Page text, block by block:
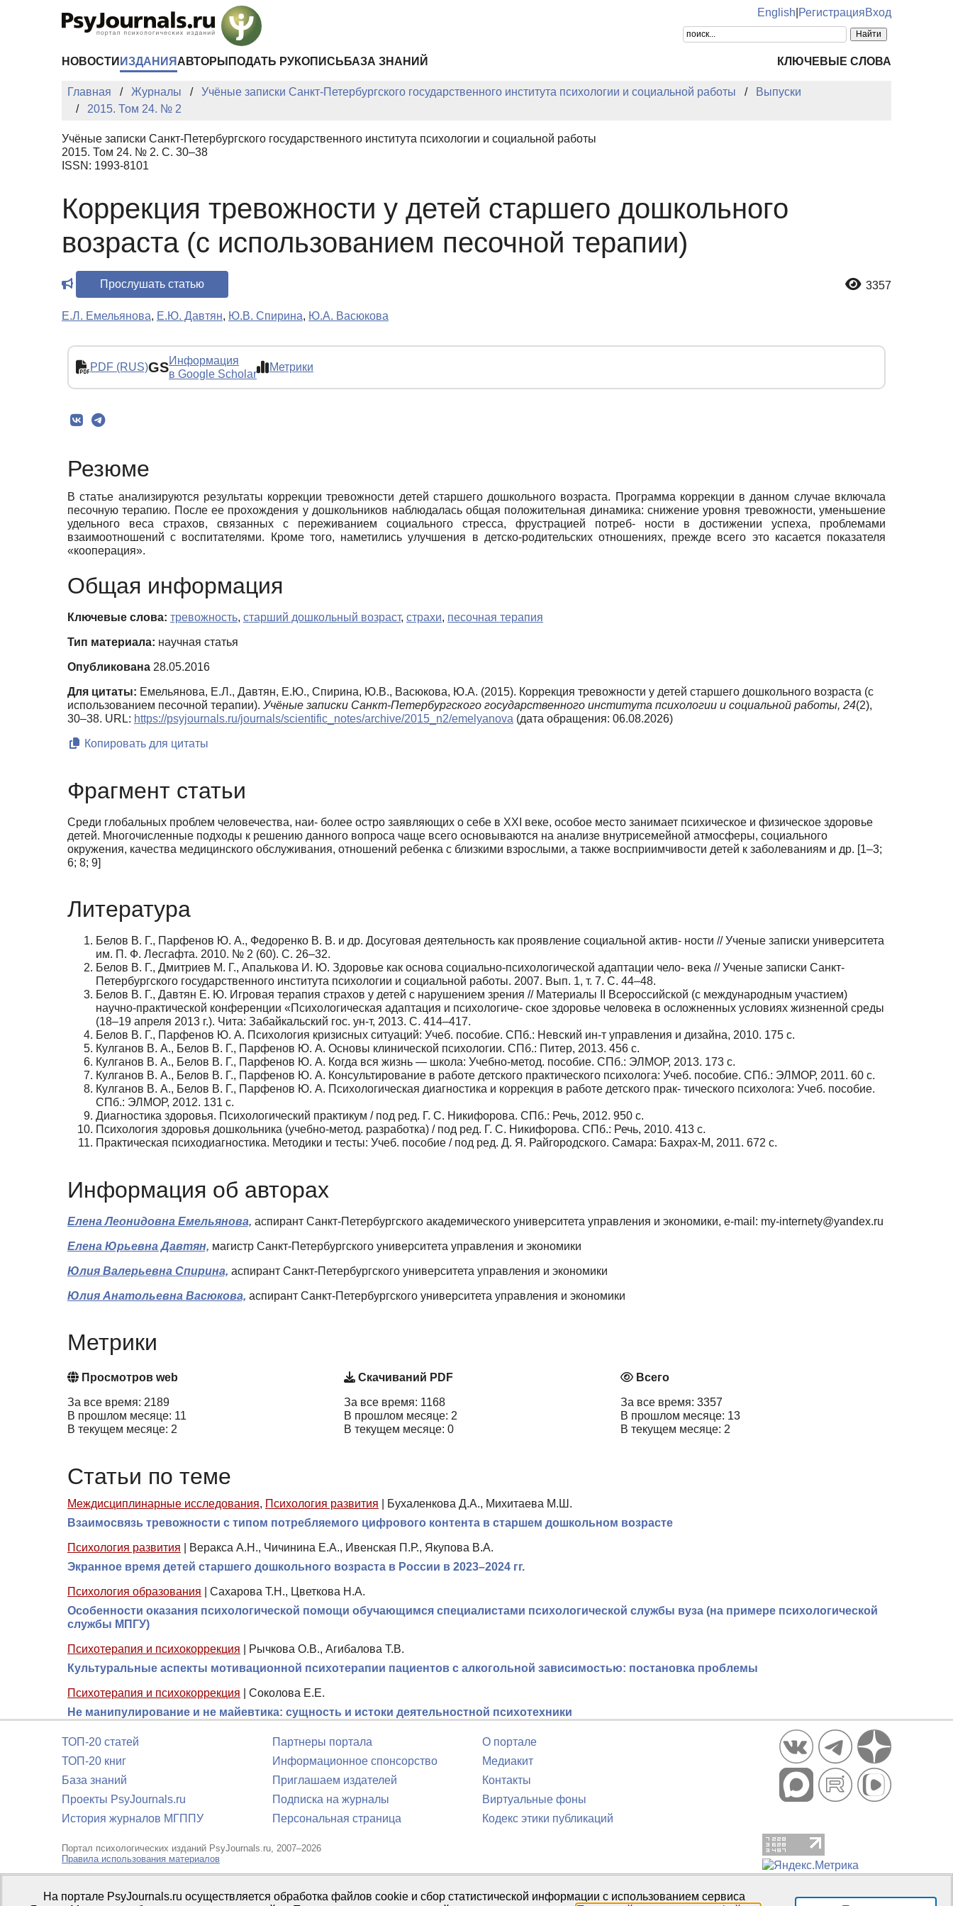
English РегистрацияВход
НОВОСТИ ИЗДАНИЯ АВТОРЫ ПОДАТЬ РУКОПИСЬ БАЗА ЗНАНИЙ КЛЮЧЕВЫЕ СЛОВА
Главная Журналы Учёные записки Санкт-Петербургского государственного института психологии и социальной работы
Выпуски
2015. Том 24. № 2
Учёные записки Санкт-Петербургского государственного института психологии и социальной работы
2015. Том 24. № 2. С. 30–38
ISSN: 1993-8101
Коррекция тревожности у детей старшего дошкольного
возраста (с использованием песочной терапии)
Прослушать статью 3357
Е.Л. Емельянова, Е.Ю. Давтян, Ю.В. Спирина, Ю.А. Васюкова
PDF (RUS)GSИнформация
в Google Scholar
Метрики
Резюме
В статье анализируются результаты коррекции тревожности детей старшего дошкольного возраста. Программа коррекции в данном случае включала
песочную терапию. После ее прохождения у дошкольников наблюдалась общая положительная динамика: снижение уровня тревожности, уменьшение
удельного веса страхов, связанных с переживанием социального стресса, фрустрацией потреб- ности в достижении успеха, проблемами
взаимоотношений с воспитателями. Кроме того, наметились улучшения в детско-родительских отношениях, прежде всего это касается показателя
«кооперация».
Общая информация
Ключевые слова: тревожность, старший дошкольный возраст, страхи, песочная терапия
Тип материала: научная статья
Опубликована 28.05.2016
Для цитаты: Емельянова, Е.Л., Давтян, Е.Ю., Спирина, Ю.В., Васюкова, Ю.А. (2015). Коррекция тревожности у детей старшего дошкольного возраста (с
использованием песочной терапии). Учёные записки Санкт-Петербургского государственного института психологии и социальной работы, 24(2),
30–38. URL: https://psyjournals.ru/journals/scientific_notes/archive/2015_n2/emelyanova (дата обращения: 06.08.2026)
Копировать для цитаты
Фрагмент статьи
Среди глобальных проблем человечества, наи- более остро заявляющих о себе в XXI веке, особое место занимает психическое и физическое здоровье
детей. Многочисленные подходы к решению данного вопроса чаще всего основываются на анализе внутрисемейной атмосферы, социального
окружения, качества медицинского обслуживания, отношений ребенка с близкими взрослыми, а также восприимчивости детей к заболеваниям и др. [1–3;
6; 8; 9]
Литература
Белов В. Г., Парфенов Ю. А., Федоренко В. В. и др. Досуговая деятельность как проявление социальной актив- ности // Ученые записки университета
им. П. Ф. Лесгафта. 2010. № 2 (60). С. 26–32.
Белов В. Г., Дмитриев М. Г., Апалькова И. Ю. Здоровье как основа социально-психологической адаптации чело- века // Ученые записки Санкт-
Петербургского государственного института психологии и социальной работы. 2007. Вып. 1, т. 7. С. 44–48.
Белов В. Г., Давтян Е. Ю. Игровая терапия страхов у детей с нарушением зрения // Материалы II Всероссийской (с международным участием)
научно-практической конференции «Психологическая адаптация и психологиче- ское здоровье человека в осложненных условиях жизненной среды
(18–19 апреля 2013 г.). Чита: Забайкальский гос. ун-т, 2013. С. 414–417.
Белов В. Г., Парфенов Ю. А. Психология кризисных ситуаций: Учеб. пособие. СПб.: Невский ин-т управления и дизайна, 2010. 175 с.
Кулганов В. А., Белов В. Г., Парфенов Ю. А. Основы клинической психологии. СПб.: Питер, 2013. 456 с.
Кулганов В. А., Белов В. Г., Парфенов Ю. А. Когда вся жизнь — школа: Учебно-метод. пособие. СПб.: ЭЛМОР, 2013. 173 с.
Кулганов В. А., Белов В. Г., Парфенов Ю. А. Консультирование в работе детского практического психолога: Учеб. пособие. СПб.: ЭЛМОР, 2011. 60 с.
Кулганов В. А., Белов В. Г., Парфенов Ю. А. Психологическая диагностика и коррекция в работе детского прак- тического психолога: Учеб. пособие.
СПб.: ЭЛМОР, 2012. 131 с.
Диагностика здоровья. Психологический практикум / под ред. Г. С. Никифорова. СПб.: Речь, 2012. 950 с.
Психология здоровья дошкольника (учебно-метод. разработка) / под ред. Г. С. Никифорова. СПб.: Речь, 2010. 413 с.
Практическая психодиагностика. Методики и тесты: Учеб. пособие / под ред. Д. Я. Райгородского. Самара: Бахрах-М, 2011. 672 с.
Информация об авторах
Елена Леонидовна Емельянова, аспирант Санкт-Петербургского академического университета управления и экономики, e-mail: my-internety@yandex.ru
Елена Юрьевна Давтян, магистр Санкт-Петербургского университета управления и экономики
Юлия Валерьевна Спирина, аспирант Санкт-Петербургского университета управления и экономики
Юлия Анатольевна Васюкова, аспирант Санкт-Петербургского университета управления и экономики
Метрики
Просмотров web
За все время: 2189
В прошлом месяце: 11
В текущем месяце: 2
Скачиваний PDF
За все время: 1168
В прошлом месяце: 2
В текущем месяце: 0
Всего
За все время: 3357
В прошлом месяце: 13
В текущем месяце: 2
Статьи по теме
Междисциплинарные исследования, Психология развития
Бухаленкова Д.А., Михитаева М.Ш.
Взаимосвязь тревожности с типом потребляемого цифрового контента в старшем дошкольном возрасте
Психология развития
Веракса А.Н., Чичинина Е.А., Ивенская П.Р., Якупова В.А.
Экранное время детей старшего дошкольного возраста в России в 2023–2024 гг.
Психология образования
Сахарова Т.Н., Цветкова Н.А.
Особенности оказания психологической помощи обучающимся специалистами психологической службы вуза (на примере психологической
службы МПГУ)
Психотерапия и психокоррекция
Рычкова О.В., Агибалова Т.В.
Культуральные аспекты мотивационной психотерапии пациентов с алкогольной зависимостью: постановка проблемы
Психотерапия и психокоррекция
Соколова Е.Е.
Не манипулирование и не майевтика: сущность и истоки деятельностной психотехники
ТОП-20 статей
ТОП-20 книг
База знаний
Проекты PsyJournals.ru
История журналов МГППУ
Партнеры портала
Информационное спонсорство
Приглашаем издателей
Подписка на журналы
Персональная страница
О портале
Медиакит
Контакты
Виртуальные фоны
Кодекс этики публикаций
Портал психологических изданий PsyJournals.ru, 2007–2026
Правила использования материалов
Свидетельство регистрации СМИЭл № ФС77-66447 от 14 июля 2016 г.
Издатель:ФГБОУ ВО МГППУ
На портале PsyJournals.ru осуществляется обработка файлов cookie и сбор статистической информации с использованием сервиса